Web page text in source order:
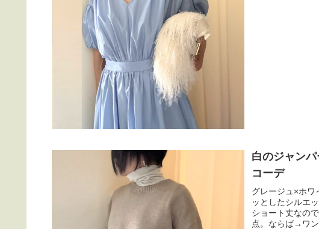
白のジャン
コーデ
グレージュ×ホワ
ッとしたシルエ
ショート丈なの
点。ならば→ワン